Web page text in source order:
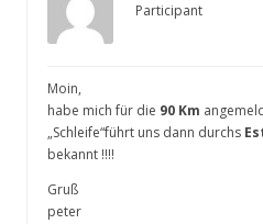
Participant
Moin,
habe mich für die 90 Km
„Schleife“führt uns dann durchs
bekannt !!!!
Gruß
peter